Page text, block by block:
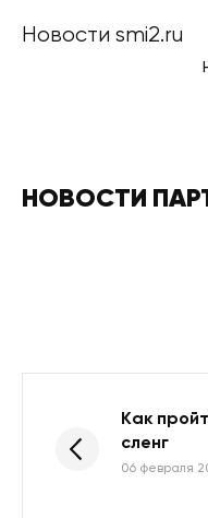
Новости smi2.ru
НОВОСТИ
Как
сленг
06 февраля